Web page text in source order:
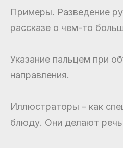
Примеры. Разведение
рассказе о чем-то
Указание пальцем при
направления.
Иллюстраторы – как
блюду. Они делают речь